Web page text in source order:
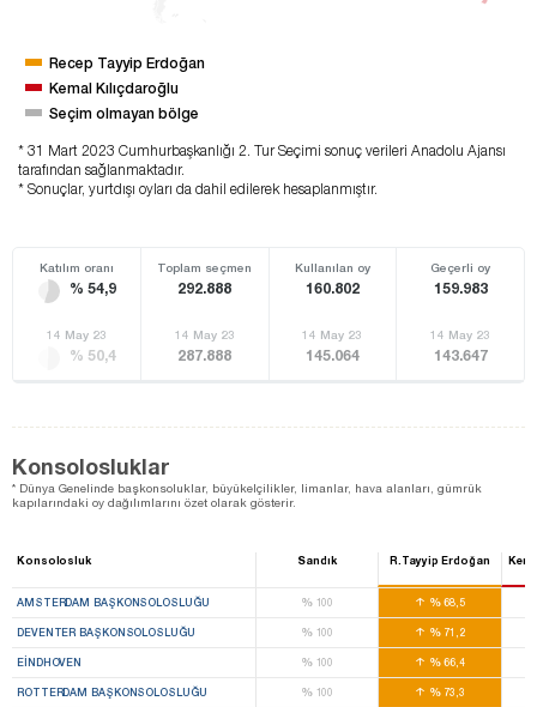
Recep Tayyip Erdoğan
Kemal Kılıçdaroğlu
Seçim olmayan bölge
* 31 Mart 2023 Cumhurbaşkanlığı 2. Tur Seçimi sonuç verileri Anadolu Ajansı
tarafından sağlanmaktadır.
* Sonuçlar, yurtdışı oyları da dahil edilerek hesaplanmıştır.
Katılım oranı
% 54,9
Toplam seçmen
292.888
Kullanılan oy
160.802
Geçerli oy
159.983
14 May 23
% 50,4
14 May 23
287.888
14 May 23
145.064
14 May 23
143.647
Konsolosluklar
* Dünya Genelinde başkonsoluklar, büyükelçilikler, limanlar, hava alanları, gümrük
kapılarındaki oy dağılımlarını özet olarak gösterir.
Konsolosluk Sandık R.Tayyip Erdoğan
AMSTERDAM BAŞKONSOLOSLUĞU %100 %68,5
DEVENTER BAŞKONSOLOSLUĞU %100 %71,2
EINDHOVEN %100 %66,4
ROTTERDAM BAŞKONSOLOSLUĞU %100 %73,3